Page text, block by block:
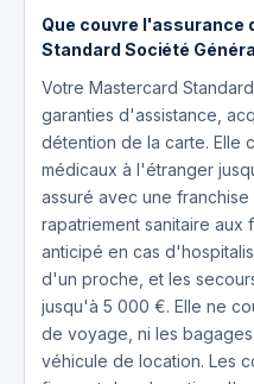
Que couvre l'assurance
Standard Société
Votre Mastercard
garanties d'assistance,
détention de la carte. Elle
médicaux à l'étranger
assuré avec une
rapatriement sanitaire aux
anticipé en cas
d'un proche, et les
jusqu'à 5 000 €. Elle ne
de voyage, ni les
véhicule de location. Les